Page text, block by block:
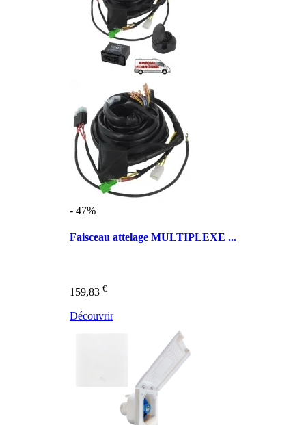
- 47%
Faisceau attelage MULTIPLEXE ...
159,83 €
Découvrir